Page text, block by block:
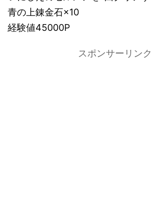
青の上錬金石×10
経験値45000P
スポンサーリンク